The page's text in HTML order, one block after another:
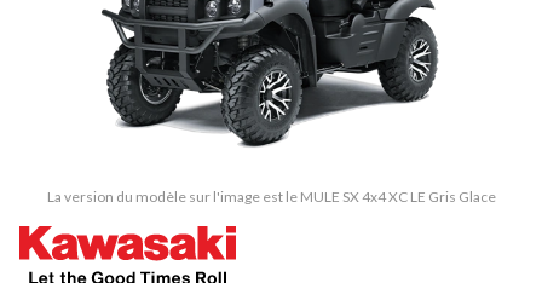
La version du modèle sur l'image est le MULE SX 4x4 XC LE Gris Glace